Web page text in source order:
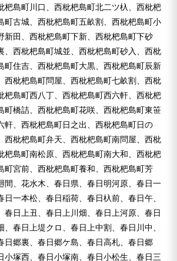
杷島町川口、西枇杷島町北二ツ杁、西枇杷
町古城、西枇杷島町五畝割、西枇杷島町小
新田、西枇杷島町下新、西枇杷島町下砂
、西枇杷島町城並、西枇杷島町砂入、西枇
町住吉、西枇杷島町大黒、西枇杷島町辰新
西枇杷島町問屋、西枇杷島町七畝割、西枇
杷島町西八丁、西枇杷島町西六軒、西枇杷
町橋詰、西枇杷島町花咲、西枇杷島町東笹
軒、西枇杷島町日之出、西枇杷島町日の
西枇杷島町弁天、西枇杷島町南問屋、西枇
杷島町南松原、西枇杷島町南大和、西枇杷
町宮前、西枇杷島町養和、西枇杷島町芳
間、花水木、春日県、春日明河原、春日一
一本松、春日稲荷、春日杁前、春日午、
春日上丑、春日上川畑、春日上河原、春日
、春日上堤クロ、春日上中割、春日川中、
日郷裏、春日郷ケ島、春日高札、春日郷
小塚西、春日小塚南、春日小松生、春日三